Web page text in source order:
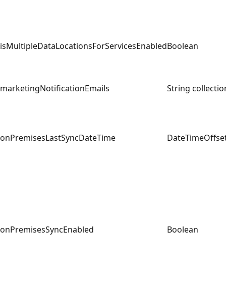
isMultipleDataLocationsForServicesEnabledBoolean
marketingNotificationEmails String
onPremisesLastSyncDateTime
onPremisesSyncEnabled Boolean